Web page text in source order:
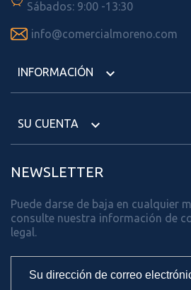
Sábados: 9:00 -13:30
 info@comercialmoreno.com
INFORMACIÓN 
SU CUENTA 
NEWSLETTER
Puede darse de baja en cualquier
consulte nuestra información de
legal.